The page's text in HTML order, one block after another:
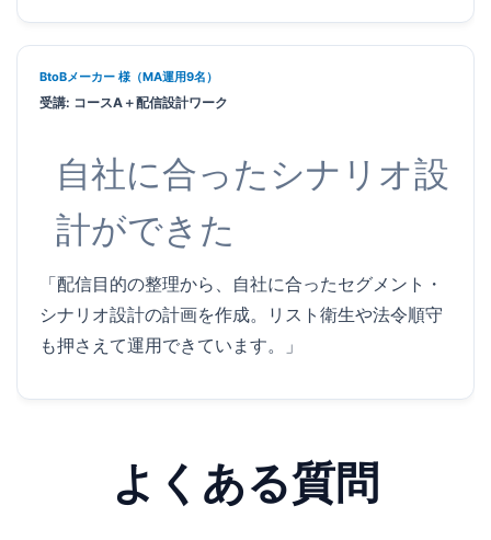
BtoBメーカー 様（MA運用9名）
受講: コースA＋配信設計ワーク
自社に合ったシナリオ設
計ができた
「配信目的の整理から、自社に合ったセグメント・
シナリオ設計の計画を作成。リスト衛生や法令順守
も押さえて運用できています。」
よくある質問